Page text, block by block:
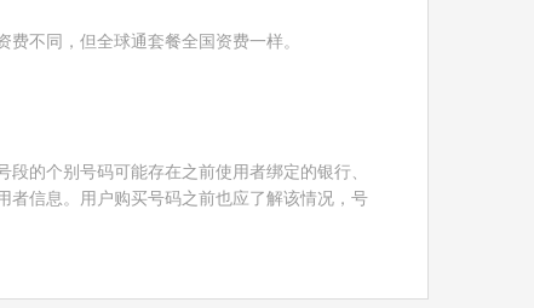
不同，但全球通套餐全国资费一样。
的个别号码可能存在之前使用者绑定的银行、
者信息。用户购买号码之前也应了解该情况，号